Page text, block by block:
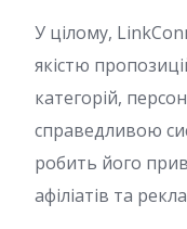
У цілому,
якістю
категорій,
справедливою
робить його
афіліатів та